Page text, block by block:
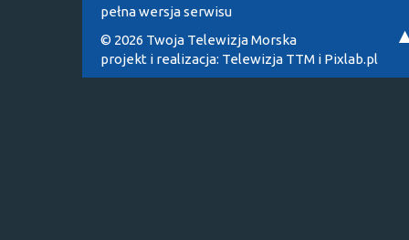
pełna wersja serwisu
© 2026 Twoja Telewizja Morska
projekt i realizacja: Telewizja TTM i Pixlab.pl